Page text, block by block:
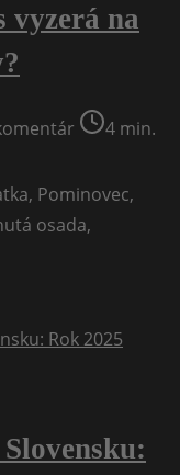
vyzerá na
on
Ako
to
mieste
Post
time
4 min.
, Pominovec,
osada,